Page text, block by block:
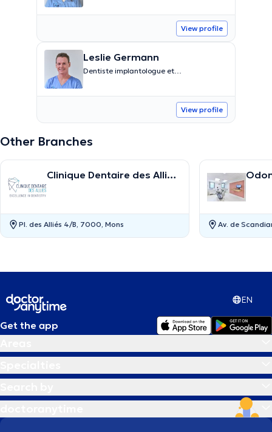
View profile
Leslie Germann
Dentiste implantologue et
View profile
Other Branches
Clinique Dentaire des Alliés
Pl. des Alliés 4/B, 7000, Mons Av. de
EN
Get the app